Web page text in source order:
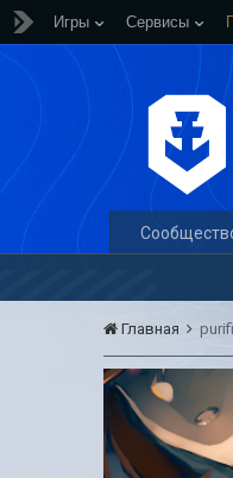
Игры Сервисы
Главная